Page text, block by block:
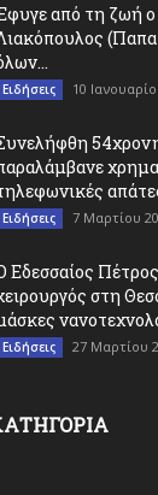
από τη ζωή ο
Ειδήσεις 10
Ειδήσεις 7 Μαρτίου
Εδεσσαίος
στη
Ειδήσεις 27 Μαρτίου